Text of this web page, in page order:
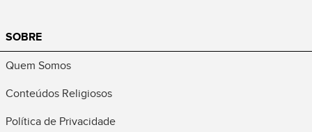
SOBRE
Quem Somos
Conteúdos Religiosos
Política de Privacidade